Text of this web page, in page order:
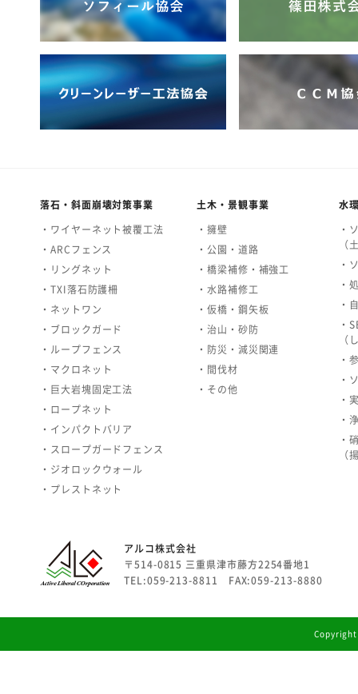
落石・斜面崩壊対策事業
・ワイヤーネット被覆工法
・ARCフェンス
・リングネット
・TXI落石防護柵
・ネットワン
・ブロックガード
・ループフェンス
・マクロネット
・巨大岩塊固定工法
・ロープネット
・インパクトバリア
・スロープガードフェンス
・ジオロックウォール
・プレストネット
土木・景観事業
・擁壁
・公園・道路
・橋梁補修・補強工
・水路補修工
・仮橋・鋼矢板
・治山・砂防
・防災・減災関連
・間伐材
・その他
水
・
（
・
・
・
・
（
・
・
・
・
・
（
アルコ株式会社
〒514-0815 三重県津市藤方2254番地1
TEL:059-213-8811 FAX:059-213-8880
Copyright